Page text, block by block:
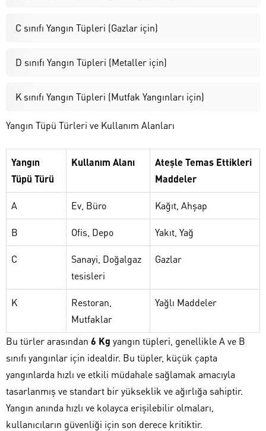
C sınıfı Yangın Tüpleri (Gazlar için)
D sınıfı Yangın Tüpleri (Metaller için)
K sınıfı Yangın Tüpleri (Mutfak Yangınları için)
Yangın Tüpü Türleri ve Kullanım Alanları
Yangın
Tüpü Türü
Kullanım Alanı
Ateşle Temas Ettikleri
Maddeler
A Ev, Büro Kağıt, Ahşap
B Ofis, Depo Yakıt, Yağ
C
Sanayi, Doğalgaz
tesisleri
Gazlar
K
Restoran,
Mutfaklar
Yağlı Maddeler
Bu türler arasından 6 Kg yangın tüpleri, genellikle A ve B
sınıfı yangınlar için idealdir. Bu tüpler, küçük çapta
yangınlarda hızlı ve etkili müdahale sağlamak amacıyla
tasarlanmış ve standart bir yükseklik ve ağırlığa sahiptir.
Yangın anında hızlı ve kolayca erişilebilir olmaları,
kullanıcıların güvenliği için son derece kritiktir.